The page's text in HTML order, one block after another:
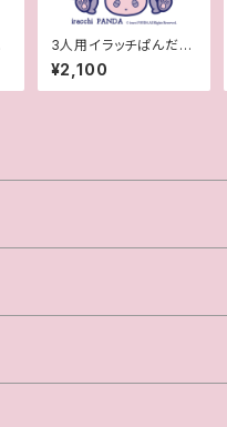
3人用イラッチぱんだ風
似顔絵
¥2,100